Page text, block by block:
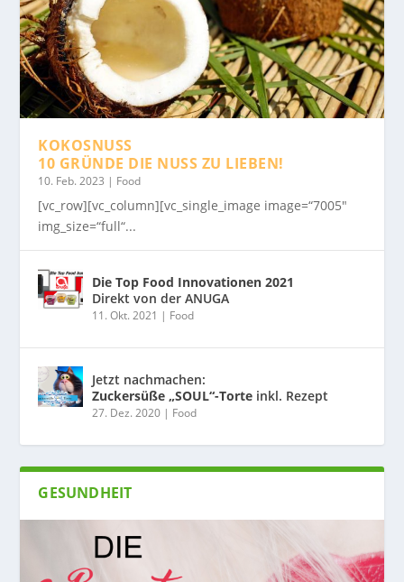
KOKOSNUSS
10 GRÜNDE DIE NUSS ZU LIEBEN!
10. Feb. 2023 | Food
[vc_row][vc_column][vc_single_image image=“7005″
img_size=“full“...
Die Top Food Innovationen 2021
Direkt von der ANUGA
11. Okt. 2021 | Food
Jetzt nachmachen:
Zuckersüße „SOUL“-Torte inkl. Rezept
27. Dez. 2020 | Food
GESUNDHEIT